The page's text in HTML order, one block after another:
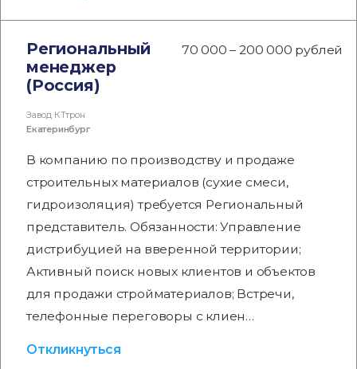
Региональный
менеджер
(Россия)
70 000 – 200 000 рублей
Завод КТтрон
Екатеринбург
В компанию по производству и продаже
строительных материалов (сухие смеси,
гидроизоляция) требуется Региональный
представитель. Обязанности: Управление
дистрибуцией на вверенной территории;
Активный поиск новых клиентов и объектов
для продажи стройматериалов; Встречи,
телефонные переговоры с клиен…
Откликнуться